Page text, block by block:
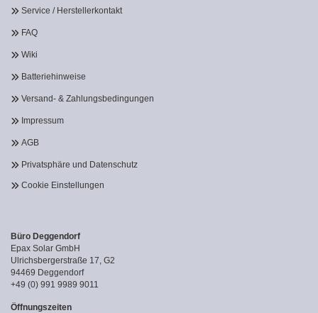
Service / Herstellerkontakt
FAQ
Wiki
Batteriehinweise
Versand- & Zahlungsbedingungen
Impressum
AGB
Privatsphäre und Datenschutz
Cookie Einstellungen
Büro Deggendorf
Epax Solar GmbH
Ulrichsbergerstraße 17, G2
94469 Deggendorf
+49 (0) 991 9989 9011
Öffnungszeiten